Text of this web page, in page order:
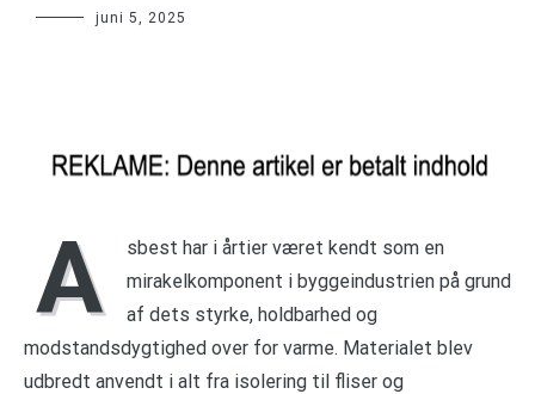
juni 5, 2025
A
sbest har i årtier været kendt som en
mirakelkomponent i byggeindustrien på grund
af dets styrke, holdbarhed og
modstandsdygtighed over for varme. Materialet blev
udbredt anvendt i alt fra isolering til fliser og